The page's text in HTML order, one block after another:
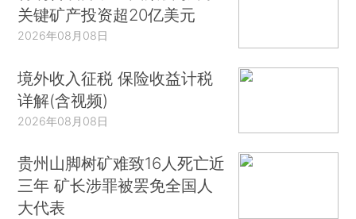
关键矿产投资超20亿美元
2026年08月08日
境外收入征税 保险收益计税
详解(含视频)
2026年08月08日
贵州山脚树矿难致16人死亡近
三年 矿长涉罪被罢免全国人
大代表